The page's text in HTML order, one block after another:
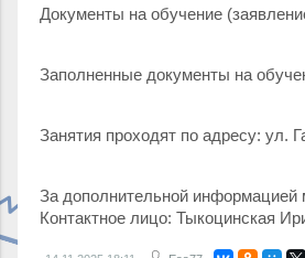
Документы на обучение
Заполненные документы на
Занятия проходят по адресу: ул.
За дополнительной
Контактное лицо: Тыкоцинская